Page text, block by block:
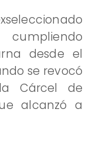
desde el
se revocó
Cárcel de
alcanzó a